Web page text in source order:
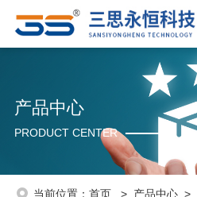
产品中心
PRODUCT CENTER
当前位置： 首页 > 产品中心>